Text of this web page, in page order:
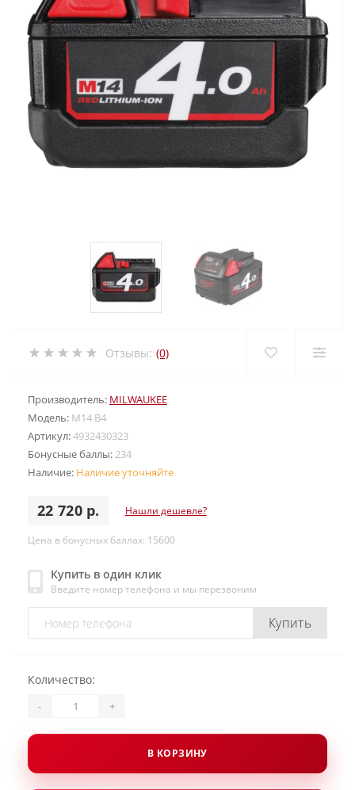
Отзывы: (0)
Производитель: MILWAUKEE
Модель: M14 B4
Артикул:4932430323
Бонусные баллы:234
Наличие: Наличие уточняйте
22 720 р. Нашли дешевле?
Цена в бонусных баллах: 15600
Купить в один клик
Введите номер телефона и мы перезвоним
Купить
Количество:
- +
В КОРЗИНУ